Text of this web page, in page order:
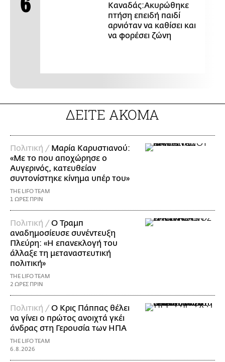
Καναδάς:Ακυρώθηκε
πτήση επειδή παιδί
αρνιόταν να καθίσει και
να φορέσει ζώνη
ΔΕΙΤΕ ΑΚΟΜΑ
Πολιτική / Μαρία Καρυστιανού:
«Με το που αποχώρησε ο
Αυγερινός, κατευθείαν
συντονίστηκε κίνημα υπέρ του»
THE LIFO TEAM
1 ΩΡΕΣ ΠΡΙΝ
Πολιτική /Ο Τραμπ
αναδημοσίευσε συνέντευξη
Πλεύρη: «Η επανεκλογή του
άλλαξε τη μεταναστευτική
πολιτική»
THE LIFO TEAM
2 ΩΡΕΣ ΠΡΙΝ
Πολιτική /Ο Κρις Πάππας θέλει
να γίνει ο πρώτος ανοιχτά γκέι
άνδρας στη Γερουσία των ΗΠΑ
THE LIFO TEAM
6.8.2026